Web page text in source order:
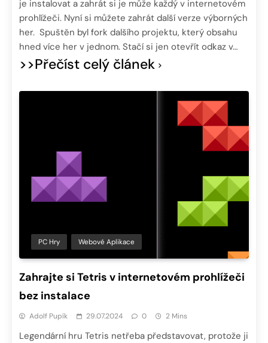
je instalovat a zahrát si je může každý v internetovém
prohlížeči. Nyní si můžete zahrát další verze výborných
her. Spuštěn byl fork dalšího projektu, který obsahu
hned více her v jednom. Stačí si jen otevřít odkaz v…
>>Přečíst celý článek
PC Hry Webové Aplikace
Zahrajte si Tetris v internetovém prohlížeči
bez instalace
Adolf Pupík 29.07.2024 0 2 Mins
Legendární hru Tetris netřeba představovat, protože ji